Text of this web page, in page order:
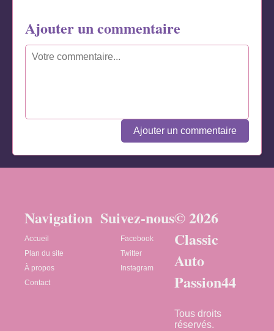
Ajouter un commentaire
Ajouter un commentaire
Navigation
Accueil
Plan du site
À propos
Contact
Suivez-nous
Facebook
Twitter
Instagram
© 2026
Classic
Auto
Passion44
Tous droits
réservés.